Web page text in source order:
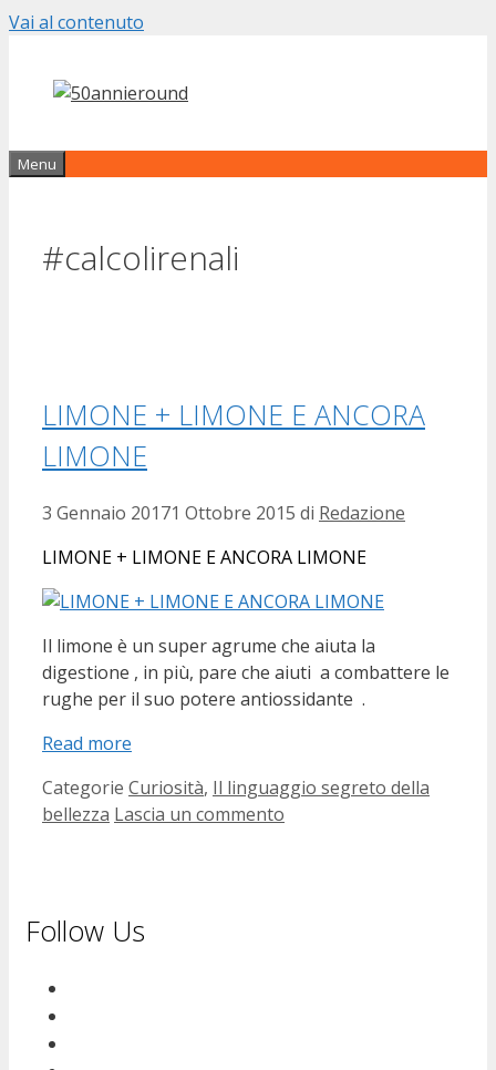
Vai al contenuto
Menu
#calcolirenali
LIMONE + LIMONE E ANCORA
LIMONE
3 Gennaio 20171 Ottobre 2015 di Redazione
LIMONE + LIMONE E ANCORA LIMONE
Il limone è un super agrume che aiuta la
digestione , in più, pare che aiuti a combattere le
rughe per il suo potere antiossidante .
Read more
Categorie Curiosità, Il linguaggio segreto della
bellezza Lascia un commento
Follow Us